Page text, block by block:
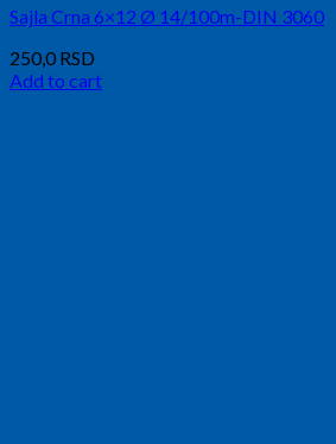
Sajla Crna 6×12 Ø 14/100m-DIN 3060
250,0 RSD
Add to cart